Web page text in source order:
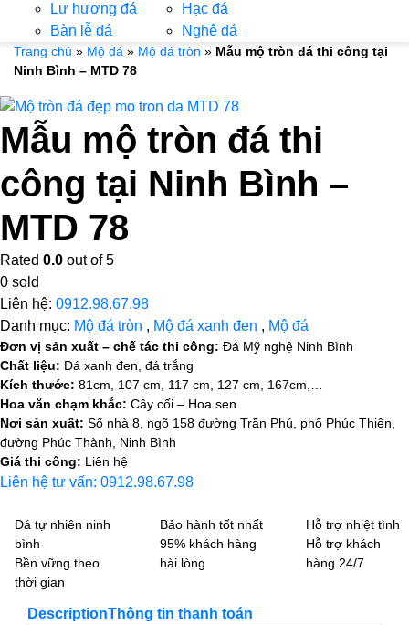
Lư hương đá
Bàn lễ đá
Hạc đá
Nghê đá
Trang chủ » Mộ đá » Mộ đá tròn » Mẫu mộ tròn đá thi công tại
Ninh Bình – MTD 78
Mẫu mộ tròn đá thi
công tại Ninh Bình –
MTD 78
Rated 0.0 out of 5
0 sold
Liên hệ: 0912.98.67.98
Danh mục: Mộ đá tròn , Mộ đá xanh đen , Mộ đá
Đơn vị sản xuất – chế tác thi công: Đá Mỹ nghệ Ninh Bình
Chất liệu: Đá xanh đen, đá trắng
Kích thước: 81cm, 107 cm, 117 cm, 127 cm, 167cm,…
Hoa văn chạm khắc: Cây cối – Hoa sen
Nơi sản xuất: Số nhà 8, ngõ 158 đường Trần Phú, phố Phúc Thiện,
đường Phúc Thành, Ninh Bình
Giá thi công: Liên hệ
Liên hệ tư vấn: 0912.98.67.98
Đá tự nhiên ninh
bình
Bền vững theo
thời gian
Bảo hành tốt nhất
95% khách hàng
hài lòng
Hỗ trợ nhiệt tình
Hỗ trợ khách
hàng 24/7
DescriptionThông tin thanh toán